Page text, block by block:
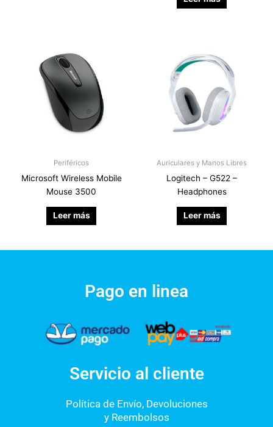
Periféricos
Microsoft Wireless Mobile
Mouse 3500
Leer más
Auriculares y Manos Libres
Logitech – G522 –
Headphones
Leer más
Pago en linea
Servicio al cliente
Política de Envío, Devoluciones
y Reembolsos